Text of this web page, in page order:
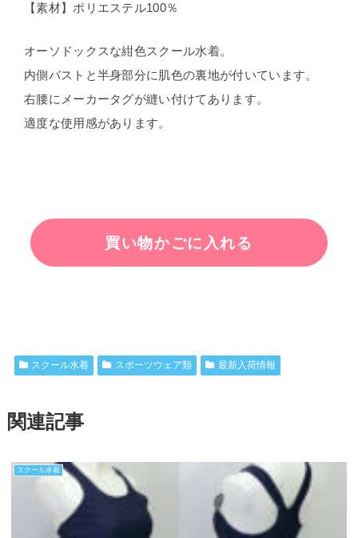
【素材】ポリエステル100％
オーソドックスな紺色スクール水着。
内側バストと半身部分に肌色の裏地が付いています。
右腰にメーカータグが縫い付けてあります。
適度な使用感があります。
スクール水着 スポーツウェア類 最新入荷情報
関連記事
スクール水着